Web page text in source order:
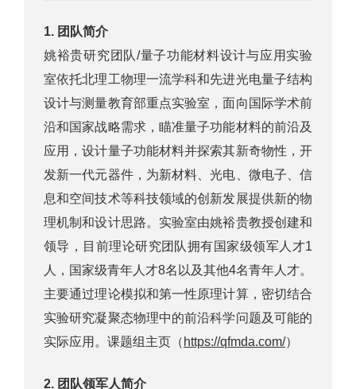
1. 团队简介
姚裕贵研究团队/量子功能材料设计与应用实验
室依托北理工物理一流学科和先进光电量子结构
设计与测量教育部重点实验室，面向国际学术前
沿和国家战略需求，瞄准量子功能材料的前沿及
应用，设计量子功能材料并探索其新奇物性，开
发新一代元器件，为新材料、光电、微电子、信
息和空间技术等科技领域的创新发展提供新的物
理机制和设计思路。实验室由姚裕贵教授创建和
领导，目前理论研究团队拥有国家级领军人才1
人，国家级青年人才8名以及其他4名青年人才。
主要通过理论模拟和第一性原理计算，密切结合
实验研究凝聚态物理中的前沿科学问题及可能的
实际应用。课题组主页（ https://qfmda.com/）
2. 团队领军人简介